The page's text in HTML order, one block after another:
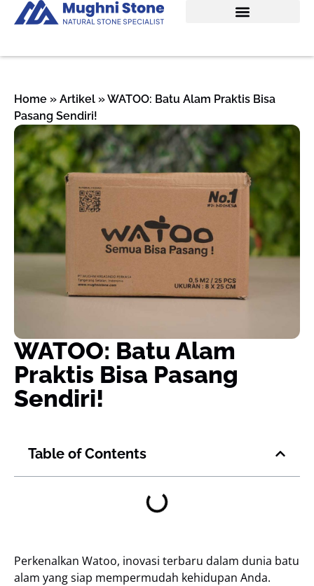
Home » Artikel »WATOO: Batu Alam Praktis Bisa
Pasang Sendiri!
WATOO: Batu Alam
Praktis Bisa Pasang
Sendiri!
Table of Contents
Perkenalkan Watoo, inovasi terbaru dalam dunia batu
alam yang siap mempermudah kehidupan Anda.